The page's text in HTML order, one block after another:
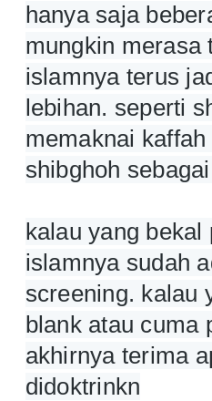
hanya saja
mungkin merasa
islamnya terus
lebihan. seperti
memaknai
shibghoh
kalau yang bekal
islamnya sudah
screening. kalau
blank atau cuma
akhirnya terima
didoktrinkn